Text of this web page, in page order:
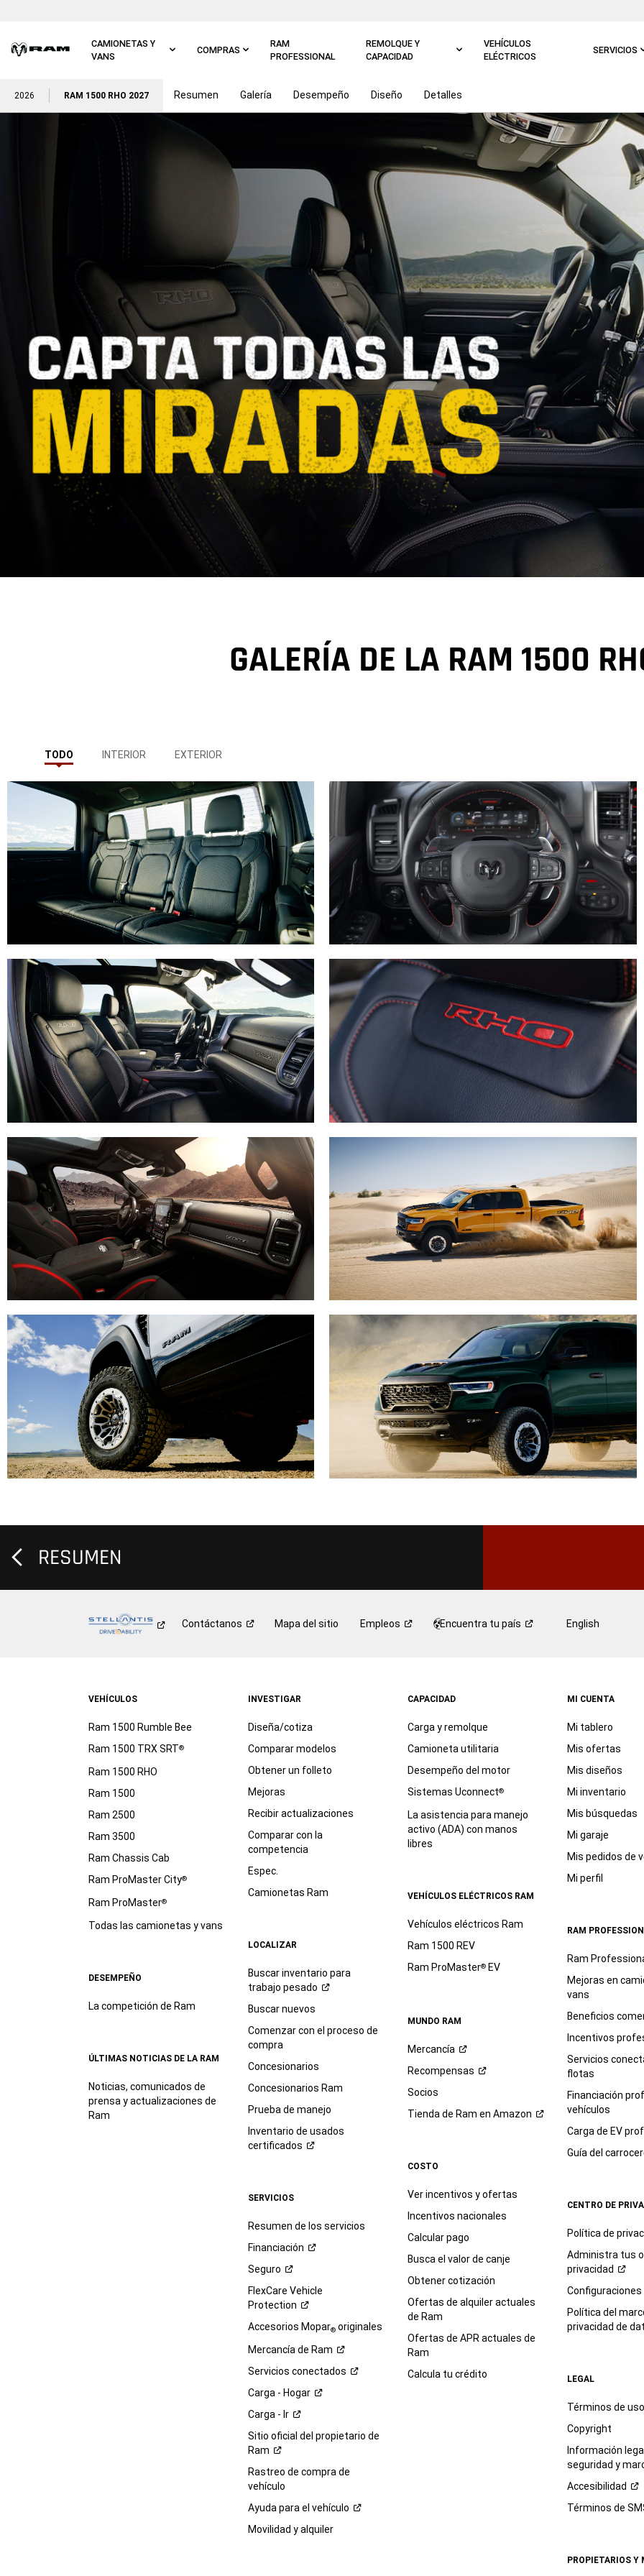
CAMIONETAS Y
VANS
COMPRAS
RAM
PROFESSIONAL
REMOLQUE Y
CAPACIDAD
VEHÍCULOS
ELÉCTRICOS
SERVICIOS
2026 RAM 1500 RHO 2027 Resumen Galería Desempeño Diseño Detalles
GALERÍA DE LA RAM 1500
TODO INTERIOR EXTERIOR
RESUMEN
Contáctanos Mapa del sitio Empleos Encuentra tu país English
VEHÍCULOS
Ram 1500 Rumble Bee
Ram 1500 TRX SRT®
Ram 1500 RHO
Ram 1500
Ram 2500
Ram 3500
Ram Chassis Cab
Ram ProMaster City®
Ram ProMaster®
Todas las camionetas y vans
DESEMPEÑO
La competición de Ram
ÚLTIMAS NOTICIAS DE LA RAM
Noticias, comunicados de
prensa y actualizaciones de
Ram
INVESTIGAR
Diseña/cotiza
Comparar modelos
Obtener un folleto
Mejoras
Recibir actualizaciones
Comparar con la
competencia
Espec.
Camionetas Ram
LOCALIZAR
Buscar inventario para
trabajo pesado
Buscar nuevos
Comenzar con el proceso de
compra
Concesionarios
Concesionarios Ram
Prueba de manejo
Inventario de usados
certificados
SERVICIOS
Resumen de los servicios
Financiación
Seguro
FlexCare Vehicle
Protection
Accesorios Mopar®originales
Mercancía de Ram
Servicios conectados
Carga - Hogar
Carga - Ir
Sitio oficial del propietario de
Ram
Rastreo de compra de
vehículo
Ayuda para el vehículo
Movilidad y alquiler
CAPACIDAD
Carga y remolque
Camioneta utilitaria
Desempeño del motor
Sistemas Uconnect®
La asistencia para manejo
activo (ADA) con manos
libres
VEHÍCULOS ELÉCTRICOS RAM
Vehículos eléctricos Ram
Ram 1500 REV
Ram ProMaster®EV
MUNDO RAM
Mercancía
Recompensas
Socios
Tienda de Ram en Amazon
COSTO
Ver incentivos y ofertas
Incentivos nacionales
Calcular pago
Busca el valor de canje
Obtener cotización
Ofertas de alquiler actuales
de Ram
Ofertas de APR actuales de
Ram
Calcula tu crédito
MI CUENTA
Mi tablero
Mis ofertas
Mis diseños
Mi inventario
Mis búsquedas
Mi garaje
Mis pedidos de
Mi perfil
RAM
Ram
Mejoras en
vans
Beneficios
Incentivos
Servicios
flotas
Financiación
vehículos
Carga de EV
Guía del
CENTRO DE
Política de
Administra tus
privacidad
Configuraciones
Política del
privacidad de
LEGAL
Términos de uso
Copyright
Información
seguridad y
Accesibilidad
Términos de
PROPIETARIOS Y